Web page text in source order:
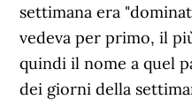
settimana era
vedeva per primo, il
quindi il nome a quel
dei giorni della